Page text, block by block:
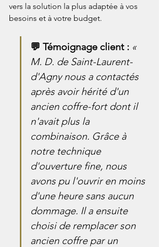
vers la solution la plus adaptée à vos
besoins et à votre budget.
💬 Témoignage client : «
M. D. de Saint-Laurent-
d'Agny nous a contactés
après avoir hérité d'un
ancien coffre-fort dont il
n'avait plus la
combinaison. Grâce à
notre technique
d'ouverture fine, nous
avons pu l'ouvrir en moins
d'une heure sans aucun
dommage. Il a ensuite
choisi de remplacer son
ancien coffre par un